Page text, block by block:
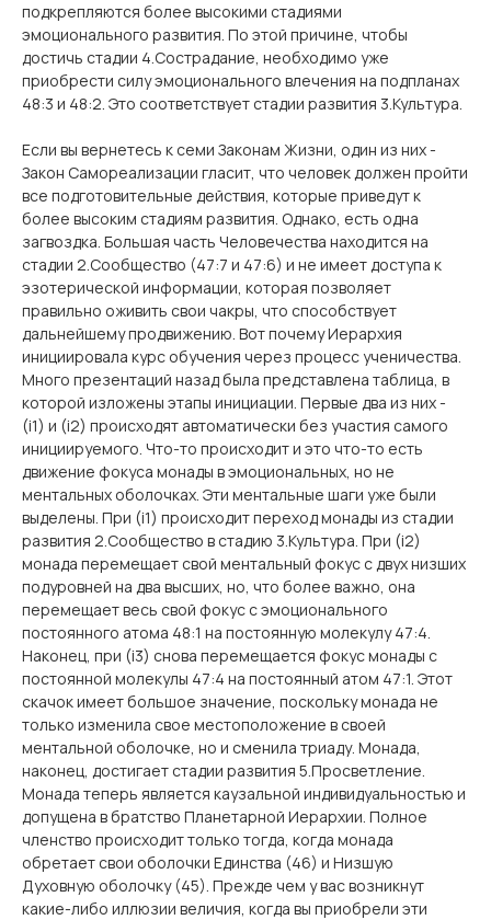
подкрепляются более высокими стадиями
эмоционального развития. По этой причине, чтобы
достичь стадии 4.Сострадание, необходимо уже
приобрести силу эмоционального влечения на подпланах
48:3 и 48:2. Это соответствует стадии развития 3.Культура.
Если вы вернетесь к семи Законам Жизни, один из них -
Закон Самореализации гласит, что человек должен пройти
все подготовительные действия, которые приведут к
более высоким стадиям развития. Однако, есть одна
загвоздка. Большая часть Человечества находится на
стадии 2.Сообщество (47:7 и 47:6) и не имеет доступа к
эзотерической информации, которая позволяет
правильно оживить свои чакры, что способствует
дальнейшему продвижению. Вот почему Иерархия
инициировала курс обучения через процесс ученичества.
Много презентаций назад была представлена ​​таблица, в
которой изложены этапы инициации. Первые два из них -
(i1) и (i2) происходят автоматически без участия самого
инициируемого. Что-то происходит и это что-то есть
движение фокуса монады в эмоциональных, но не
ментальных оболочках. Эти ментальные шаги уже были
выделены. При (i1) происходит переход монады из стадии
развития 2.Сообщество в стадию 3.Культура. При (i2)
монада перемещает свой ментальный фокус с двух низших
подуровней на два высших, но, что более важно, она
перемещает весь свой фокус с эмоционального
постоянного атома 48:1 на постоянную молекулу 47:4.
Наконец, при (i3) снова перемещается фокус монады с
постоянной молекулы 47:4 на постоянный атом 47:1. Этот
скачок имеет большое значение, поскольку монада не
только изменила свое местоположение в своей
ментальной оболочке, но и сменила триаду. Монада,
наконец, достигает стадии развития 5.Просветление.
Монада теперь является каузальной индивидуальностью и
допущена в братство Планетарной Иерархии. Полное
членство происходит только тогда, когда монада
обретает свои оболочки Единства (46) и Низшую
Духовную оболочку (45). Прежде чем у вас возникнут
какие-либо иллюзии величия, когда вы приобрели эти